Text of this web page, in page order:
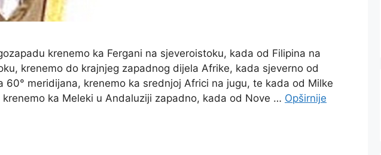
krenemo ka Fergani na sjeveroistoku, kada od Filipina na
krenemo do krajnjeg zapadnog dijela Afrike, kada sjeverno od
60° meridijana, krenemo ka srednjoj Africi na jugu, te kada od Milke
ka Meleki u Andaluziji zapadno, kada od Nove … Opširnije